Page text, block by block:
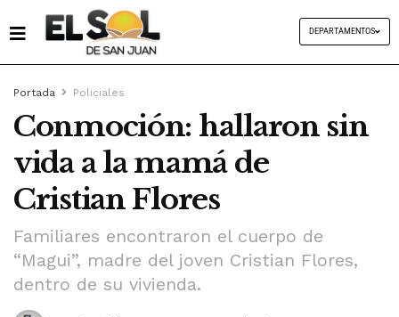
DEPARTAMENTOS
Portada Policiales
Conmoción: hallaron sin
vida a la mamá de
Cristian Flores
Familiares encontraron el cuerpo de
“Magui”, madre del joven Cristian Flores,
dentro de su vivienda.